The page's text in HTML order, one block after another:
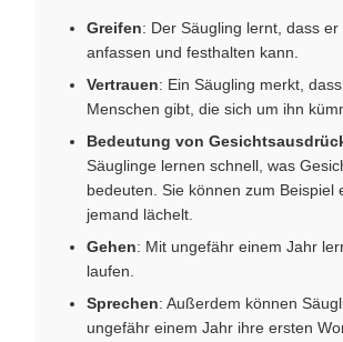
Greifen: Der Säugling lernt, dass er
anfassen und festhalten kann.
Vertrauen: Ein Säugling merkt,
Menschen gibt, die sich um ihn
Bedeutung von
Säuglinge lernen schnell, was
bedeuten. Sie können zum Beispiel
jemand lächelt.
Gehen: Mit ungefähr einem Jahr
laufen.
Sprechen: Außerdem können
ungefähr einem Jahr ihre ersten